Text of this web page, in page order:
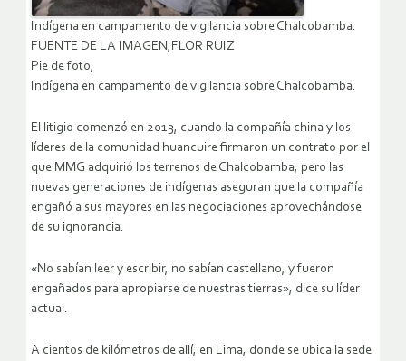
Indígena en campamento de vigilancia sobre Chalcobamba.
FUENTE DE LA IMAGEN,FLOR RUIZ
Pie de foto,
Indígena en campamento de vigilancia sobre Chalcobamba.
El litigio comenzó en 2013, cuando la compañía china y los
líderes de la comunidad huancuire firmaron un contrato por el
que MMG adquirió los terrenos de Chalcobamba, pero las
nuevas generaciones de indígenas aseguran que la compañía
engañó a sus mayores en las negociaciones aprovechándose
de su ignorancia.
«No sabían leer y escribir, no sabían castellano, y fueron
engañados para apropiarse de nuestras tierras», dice su líder
actual.
A cientos de kilómetros de allí, en Lima, donde se ubica la sede